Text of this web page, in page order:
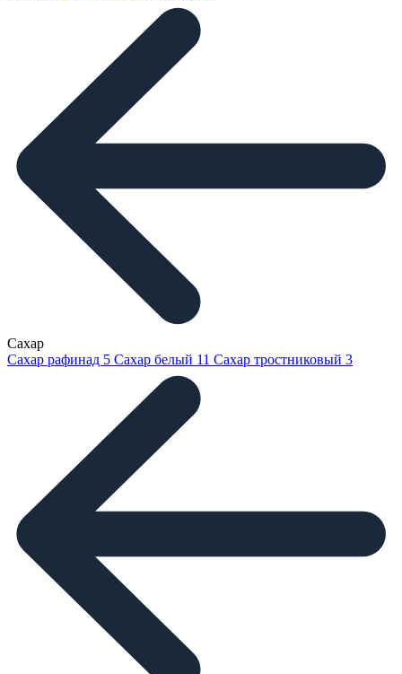
Сахар
Сахар рафинад 5 Сахар белый 11 Сахар тростниковый 3